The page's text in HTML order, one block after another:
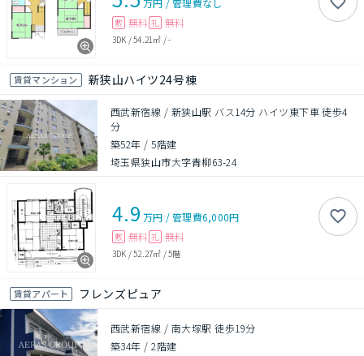
敷 無料 礼 無料
3DK /54.21㎡ /-
賃貸マンション 新狭山ハイツ24号棟
西武新宿線 / 新狭山駅 バス14分 ハイツ東下車 徒歩4
分
築52年 /5階建
埼玉県狭山市大字青柳63-24
4.9 万円 /管理費6,000円
敷 無料 礼 無料
3DK /52.27㎡ /5階
賃貸アパート フレンズピュア
西武新宿線 / 南大塚駅 徒歩19分
築34年 /2階建